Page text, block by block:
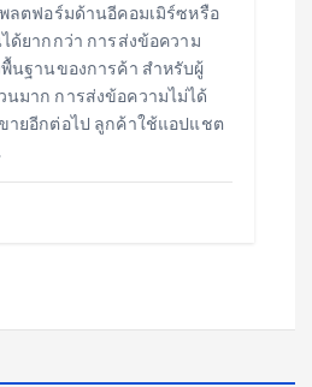
ลตฟอร์มด้านอีคอมเมิร์ซหรือ
ด้ยากกว่า การส่งข้อความ
นฐานของการค้า สำหรับผู้
มาก การส่งข้อความไม่ได้
ายอีกต่อไป ลูกค้าใช้แอปแชต